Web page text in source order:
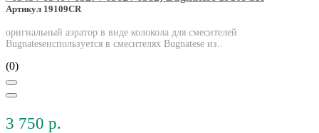
Артикул 19109CR
оригнальный аэратор в виде колокола для смесителей
Bugnateseиспользуется в смесителях Bugnatese из..
(0)
3 750 р.